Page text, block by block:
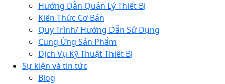
Hướng Dẫn Quản Lý Thiết Bị
Kiến Thức Cơ Bản
Quy Trình/ Hướng Dẫn Sử Dụng
Cung Ứng Sản Phẩm
Dịch Vụ Kỹ Thuật Thiết Bị
Sự kiện và tin tức
Blog